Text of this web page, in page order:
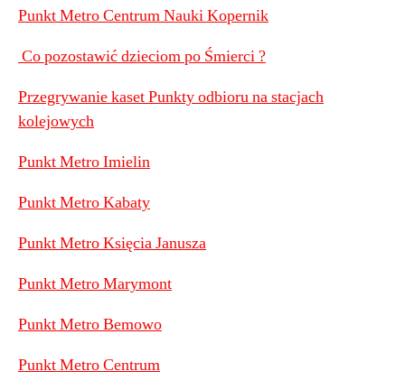
Punkt Metro Centrum Nauki Kopernik
Co pozostawić dzieciom po Śmierci ?
Przegrywanie kaset Punkty odbioru na stacjach
kolejowych
Punkt Metro Imielin
Punkt Metro Kabaty
Punkt Metro Księcia Janusza
Punkt Metro Marymont
Punkt Metro Bemowo
Punkt Metro Centrum